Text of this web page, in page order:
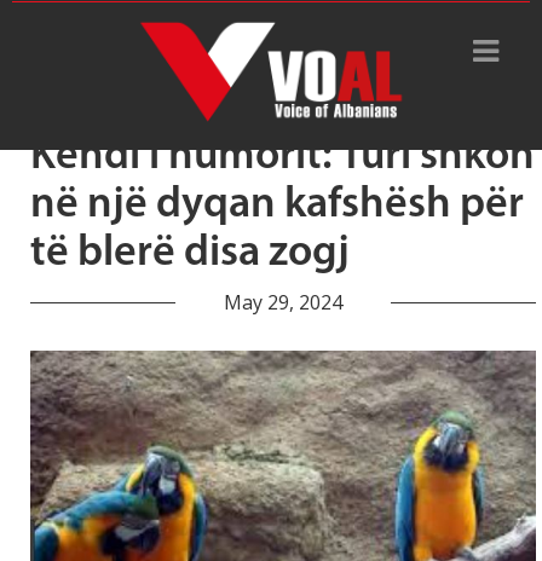
Tag Archive: kafaze
Këndi i humorit: Turi shkon
në një dyqan kafshësh për
të blerë disa zogj
May 29, 2024